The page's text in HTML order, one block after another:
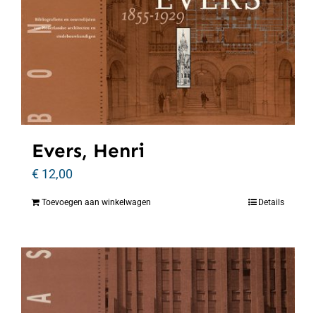
Evers, Henri
€ 12,00
Toevoegen aan winkelwagen Details